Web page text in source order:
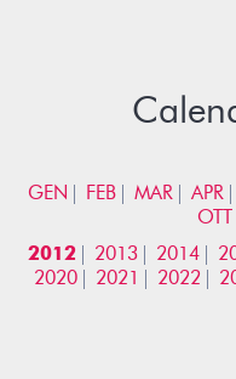
GEN FEB MAR APR
OTT
2012
2013 2014
2020
2021 2022